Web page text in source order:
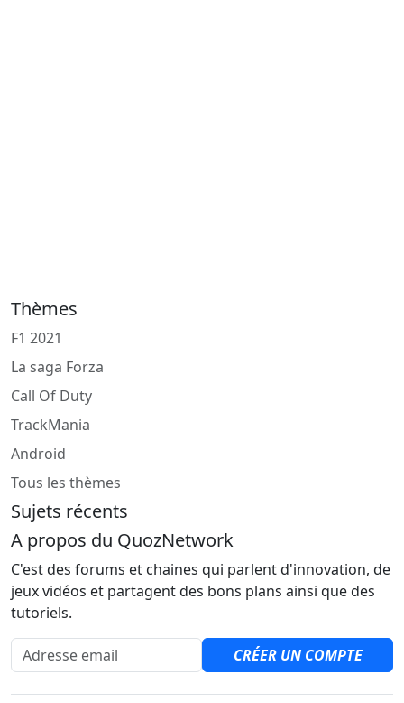
Thèmes
F1 2021
La saga Forza
Call Of Duty
TrackMania
Android
Tous les thèmes
Sujets récents
A propos du QuozNetwork
C'est des forums et chaines qui parlent d'innovation, de
jeux vidéos et partagent des bons plans ainsi que des
tutoriels.
Adresse email
CRÉER UN COMPTE